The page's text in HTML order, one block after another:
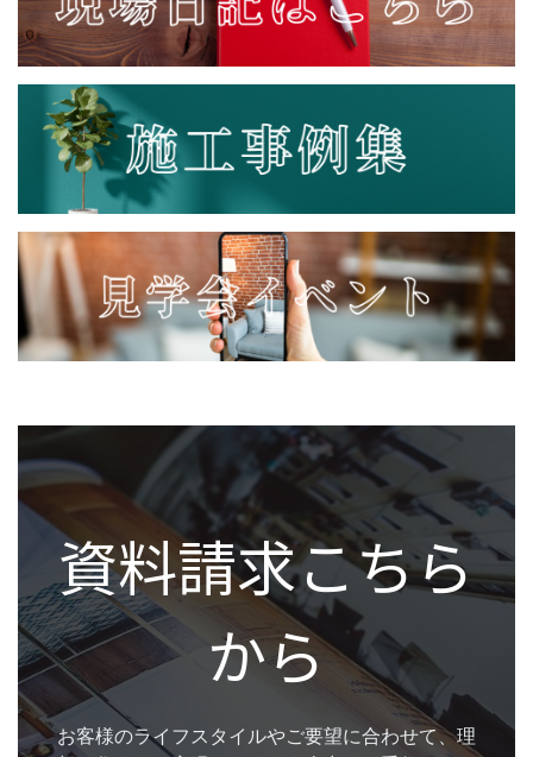
資料請求こちら
から
お客様のライフスタイルやご要望に合わせて、理